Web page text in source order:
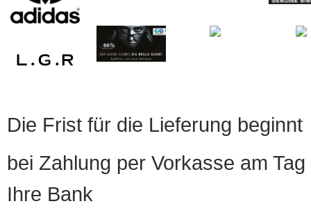
Die Frist für die Lieferung beginnt
bei Zahlung per Vorkasse am
Ihre Bank